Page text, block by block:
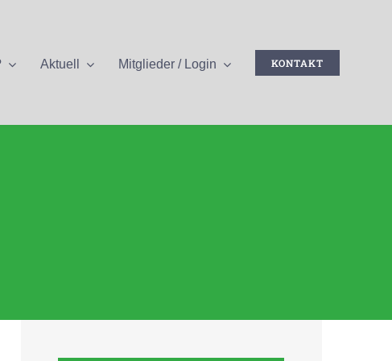
Aktuell Mitglieder / Login KONTAKT